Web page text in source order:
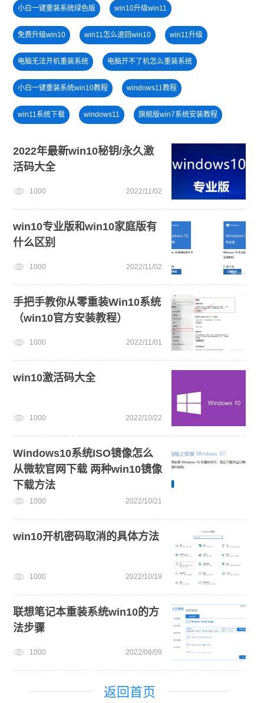
小白一键重装系统绿色版 win10升级win11
免费升级win10 win11怎么退回win10 win11升级
电脑无法开机重装系统 电脑开不了机怎么重装系统
小白一键重装系统win10教程 windows11教程
win11系统下载 windows11 旗舰版win7系统安装教程
windows11升级
win11最低硬件要求 win7系统重装 win11一键安装
2022年最新win10秘钥/永久激
活码大全
1000 2022/11/02
win10专业版和win10家庭版有
什么区别
1000 2022/11/02
手把手教你从零重装Win10系统
（win10官方安装教程）
1000 2022/11/01
win10激活码大全
1000 2022/10/22
Windows10系统ISO镜像怎么
从微软官网下载 两种win10镜像
下载方法
1000 2022/10/21
win10开机密码取消的具体方法
1000 2022/10/19
联想笔记本重装系统win10的方
法步骤
1000 2022/06/09
返回首页